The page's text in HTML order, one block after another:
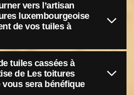
vers l’artisan
luxembourgeoise
de vos tuiles à
tuiles cassées à
de Les toitures
vous sera bénéfique